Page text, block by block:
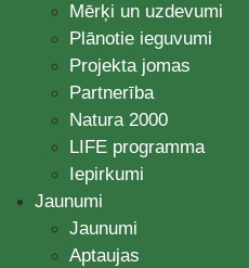
Mērķi un uzdevumi
Plānotie ieguvumi
Projekta jomas
Partnerība
Natura 2000
LIFE programma
Iepirkumi
Jaunumi
Jaunumi
Aptaujas